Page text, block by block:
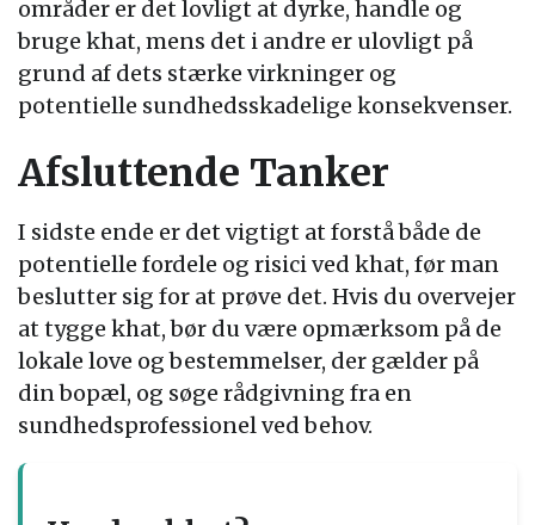
områder er det lovligt at dyrke, handle og
bruge khat, mens det i andre er ulovligt på
grund af dets stærke virkninger og
potentielle sundhedsskadelige konsekvenser.
Afsluttende Tanker
I sidste ende er det vigtigt at forstå både de
potentielle fordele og risici ved khat, før man
beslutter sig for at prøve det. Hvis du overvejer
at tygge khat, bør du være opmærksom på de
lokale love og bestemmelser, der gælder på
din bopæl, og søge rådgivning fra en
sundhedsprofessionel ved behov.